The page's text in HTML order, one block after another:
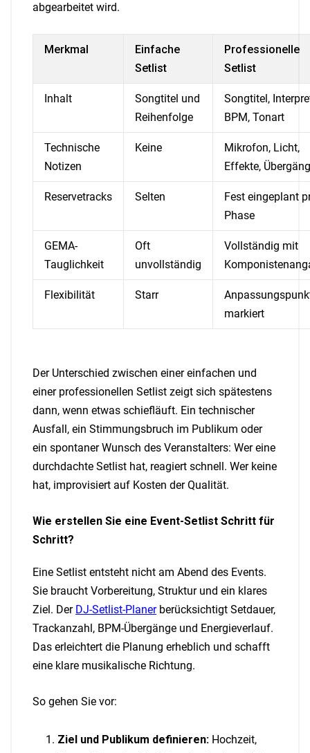
abgearbeitet wird.
Merkmal
Einfache
Setlist
Professionelle
Setlist
Inhalt
Songtitel und
Reihenfolge
Songtitel,
BPM, Tonart
Technische
Notizen
Keine
Mikrofon, Licht,
Effekte,
Reservetracks Selten
Fest eingeplant
Phase
GEMA-
Tauglichkeit
Oft
unvollständig
Vollständig mit
Flexibilität Starr
markiert
Der Unterschied zwischen einer einfachen und
einer professionellen Setlist zeigt sich spätestens
dann, wenn etwas schiefläuft. Ein technischer
Ausfall, ein Stimmungsbruch im Publikum oder
ein spontaner Wunsch des Veranstalters: Wer eine
durchdachte Setlist hat, reagiert schnell. Wer keine
hat, improvisiert auf Kosten der Qualität.
Wie erstellen Sie eine Event-Setlist Schritt für
Schritt?
Eine Setlist entsteht nicht am Abend des Events.
Sie braucht Vorbereitung, Struktur und ein klares
Ziel. Der DJ-Setlist-Planerberücksichtigt Setdauer,
Trackanzahl, BPM-Übergänge und Energieverlauf.
Das erleichtert die Planung erheblich und schafft
eine klare musikalische Richtung.
So gehen Sie vor:
Ziel und Publikum definieren: Hochzeit,